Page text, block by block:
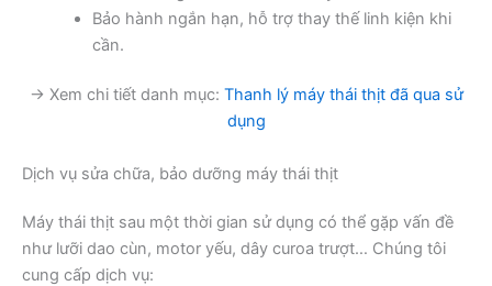
Bảo hành ngắn hạn, hỗ trợ thay thế linh kiện khi
cần.
→ Xem chi tiết danh mục: Thanh lý máy thái thịt đã qua sử
dụng
Dịch vụ sửa chữa, bảo dưỡng máy thái thịt
Máy thái thịt sau một thời gian sử dụng có thể gặp vấn đề
như lưỡi dao cùn, motor yếu, dây curoa trượt… Chúng tôi
cung cấp dịch vụ: